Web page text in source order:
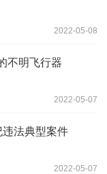
2022-05-08
不明飞行器
2022-05-07
法典型案件
2022-05-07